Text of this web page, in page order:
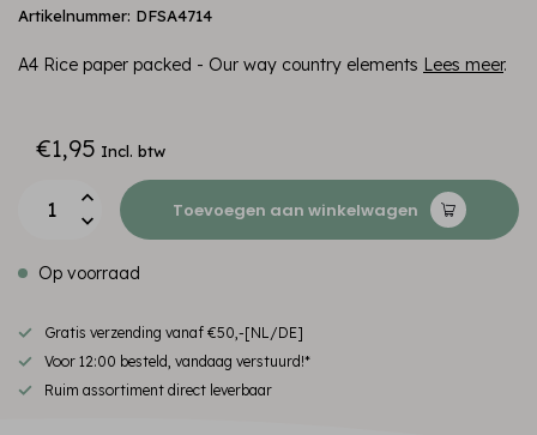
Artikelnummer: DFSA4714
A4 Rice paper packed - Our way country elements Lees meer.
€1,95 Incl. btw
Toevoegen aan winkelwagen
Op voorraad
Gratis verzending vanaf €50,-[NL/DE]
Voor 12:00 besteld, vandaag verstuurd!*
Ruim assortiment direct leverbaar